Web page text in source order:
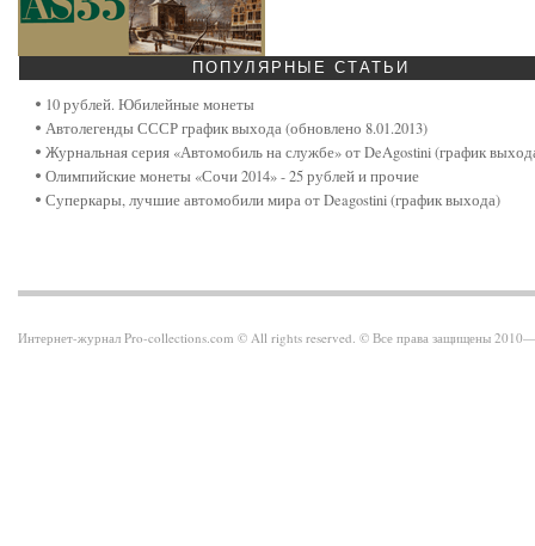
ПОПУЛЯРНЫЕ СТАТЬИ
10 рублей. Юбилейные монеты
Автолегенды СССР график выхода (обновлено 8.01.2013)
Журнальная серия «Автомобиль на службе» от DeAgostini (график
Олимпийские монеты «Сочи 2014» - 25 рублей и прочие
Суперкары, лучшие автомобили мира от Deagostini (график выхода)
Интернет-журнал Pro-collections.com © All rights reserved. © Все права защищены